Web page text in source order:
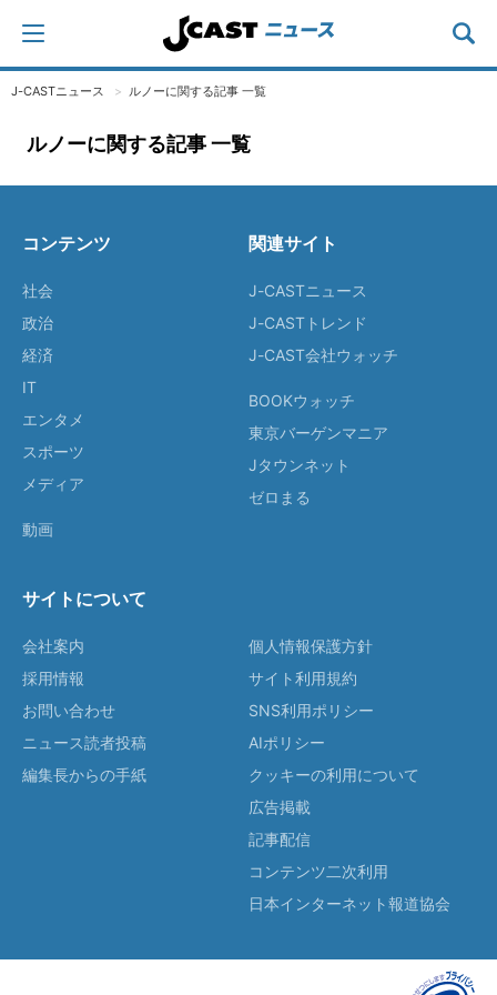
J-CASTニュース ルノーに関する記事 一覧
ルノーに関する記事 一覧
コンテンツ
社会
政治
経済
IT
エンタメ
スポーツ
メディア
動画
関連サイト
J-CASTニュース
J-CASTトレンド
J-CAST会社ウォッチ
BOOKウォッチ
東京バーゲンマニア
Jタウンネット
ゼロまる
サイトについて
会社案内
採用情報
お問い合わせ
ニュース読者投稿
編集長からの手紙
個人情報保護方針
サイト利用規約
SNS利用ポリシー
AIポリシー
クッキーの利用について
広告掲載
記事配信
コンテンツ二次利用
日本インターネット報道協会